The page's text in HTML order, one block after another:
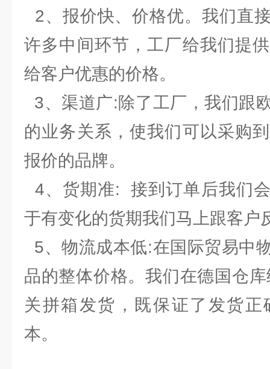
2、报价快、价格优。我们直
许多中间环节，工厂给我们提
给客户优惠的价格。
3、渠道广:除了工厂，我们跟
的业务关系，使我们可以采购
报价的品牌。
4、货期准: 接到订单后我们
于有变化的货期我们马上跟客户
5、物流成本低:在国际贸易中
品的整体价格。我们在德国仓
关拼箱发货，既保证了发货
本。